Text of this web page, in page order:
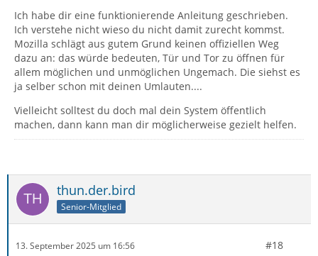
Ich habe dir eine funktionierende Anleitung geschrieben.
Ich verstehe nicht wieso du nicht damit zurecht kommst.
Mozilla schlägt aus gutem Grund keinen offiziellen Weg
dazu an: das würde bedeuten, Tür und Tor zu öffnen für
allem möglichen und unmöglichen Ungemach. Die siehst es
ja selber schon mit deinen Umlauten....
Vielleicht solltest du doch mal dein System öffentlich
machen, dann kann man dir möglicherweise gezielt helfen.
thun.der.bird
Senior-Mitglied
13. September 2025 um 16:56 #18